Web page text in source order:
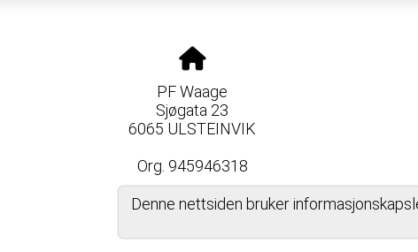
PF Waage
Sjøgata 23
6065 ULSTEINVIK
Org. 945946318
Denne nettsiden bruker